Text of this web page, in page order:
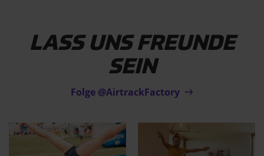
LASS UNS FREUNDE
SEIN
Folge @AirtrackFactory